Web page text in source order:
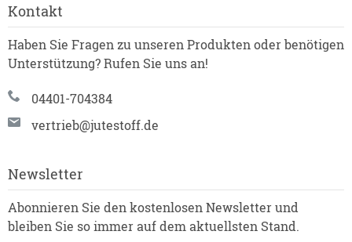
Kontakt
Haben Sie Fragen zu unseren Produkten oder benötigen
Unterstützung? Rufen Sie uns an!
04401-704384
vertrieb@jutestoff.de
Newsletter
Abonnieren Sie den kostenlosen Newsletter und
bleiben Sie so immer auf dem aktuellsten Stand.